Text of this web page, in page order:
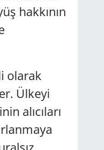
hakkının
olarak
Ülkeyi
alıcıları